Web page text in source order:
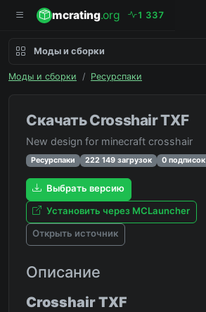
mcrating.org 1 337
Моды и сборки
Моды и сборки / Ресурспаки
Скачать Crosshair TXF
New design for minecraft crosshair
Ресурспаки 222 149 загрузок 0 подписок
Выбрать версию
Установить через MCLauncher
Открыть источник
Описание
Crosshair TXF